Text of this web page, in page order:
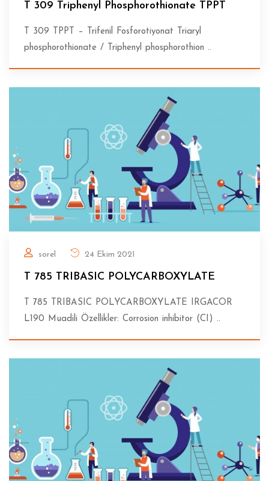
T 309 Triphenyl Phosphorothionate TPPT
T 309 TPPT – Trifenil Fosforotiyonat Triaryl
phosphorothionate / Triphenyl phosphorothion ..
sorel 24 Ekim 2021
T 785 TRIBASIC POLYCARBOXYLATE
T 785 TRIBASIC POLYCARBOXYLATE IRGACOR
L190 Muadili Özellikler: Corrosion inhibitor (CI) ..